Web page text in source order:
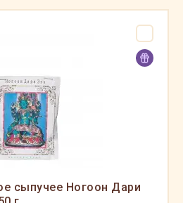
сыпучее Ногоон Дари